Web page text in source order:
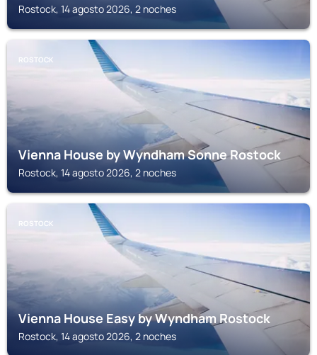
Rostock, 14 agosto 2026, 2 noches
ROSTOCK
Vienna House by Wyndham Sonne Rostock
Rostock, 14 agosto 2026, 2 noches
ROSTOCK
Vienna House Easy by Wyndham Rostock
Rostock, 14 agosto 2026, 2 noches